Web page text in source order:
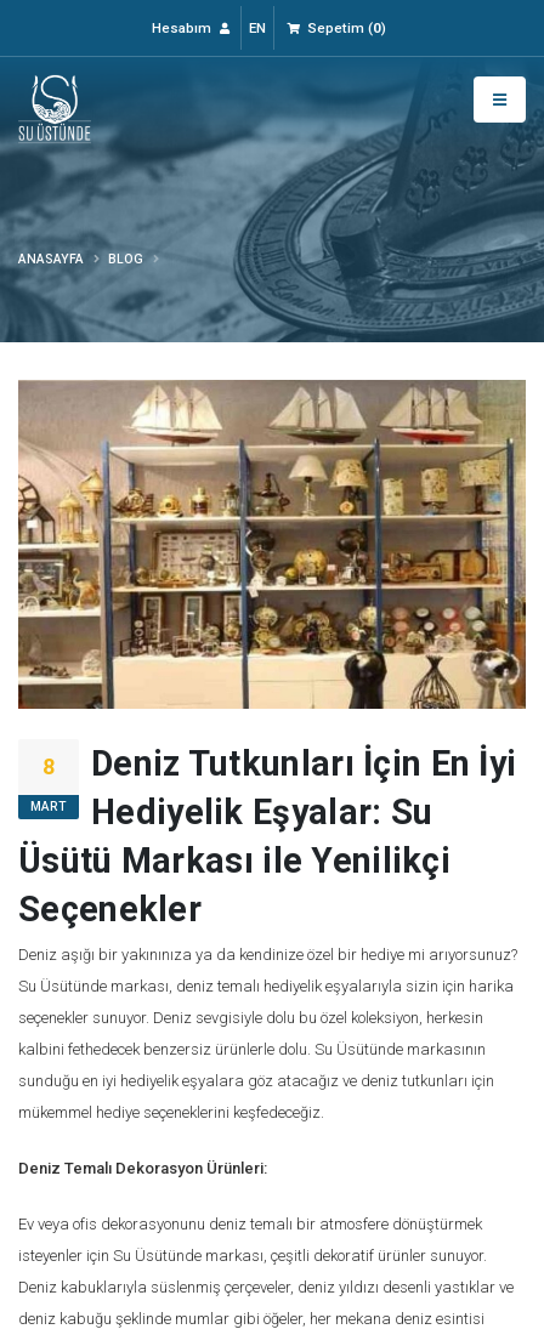
Hesabım EN Sepetim (0)
ANASAYFA BLOG
8
MART
Deniz Tutkunları İçin En İyi
Hediyelik Eşyalar: Su
Üsütü Markası ile Yenilikçi
Seçenekler
Deniz aşığı bir yakınınıza ya da kendinize özel bir hediye mi arıyorsunuz?
Su Üsütünde markası, deniz temalı hediyelik eşyalarıyla sizin için harika
seçenekler sunuyor. Deniz sevgisiyle dolu bu özel koleksiyon, herkesin
kalbini fethedecek benzersiz ürünlerle dolu. Su Üsütünde markasının
sunduğu en iyi hediyelik eşyalara göz atacağız ve deniz tutkunları için
mükemmel hediye seçeneklerini keşfedeceğiz.
Deniz Temalı Dekorasyon Ürünleri:
Ev veya ofis dekorasyonunu deniz temalı bir atmosfere dönüştürmek
isteyenler için Su Üsütünde markası, çeşitli dekoratif ürünler sunuyor.
Deniz kabuklarıyla süslenmiş çerçeveler, deniz yıldızı desenli yastıklar ve
deniz kabuğu şeklinde mumlar gibi öğeler, her mekana deniz esintisi